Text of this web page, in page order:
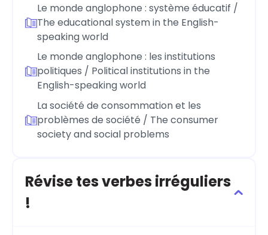
Le monde anglophone : système éducatif /
The educational system in the English-
speaking world
Le monde anglophone : les institutions
politiques / Political institutions in the
English-speaking world
La société de consommation et les
problèmes de société / The consumer
society and social problems
Révise tes verbes irréguliers
!